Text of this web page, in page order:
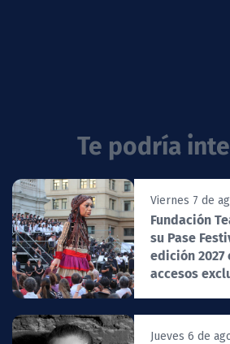
Te podría
Viernes 7 de
Fundación
su Pase
edición 2027
accesos
Jueves 6 de